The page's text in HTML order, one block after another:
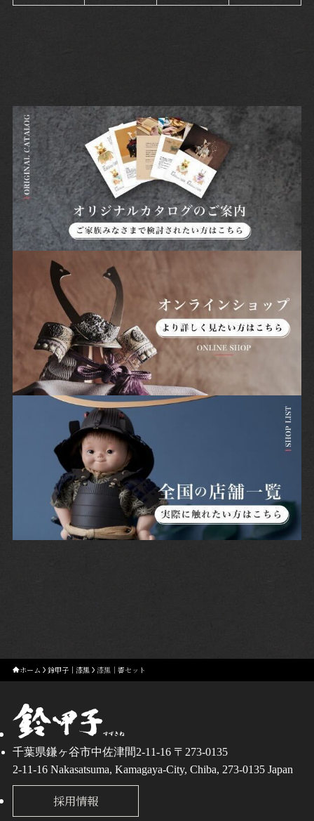
ホーム 鈴甲子｜漆黒 漆黒｜響セット
千葉県鎌ヶ谷市中佐津間2-11-16 〒273-0135
2-11-16 Nakasatsuma, Kamagaya-City, Chiba, 273-0135 Japan
採用情報